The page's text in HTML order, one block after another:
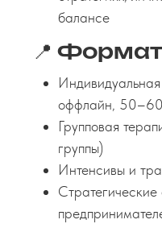
балансе
📍
оффлайн,
Групповая
группы)
Интенсивы и
Стратегические